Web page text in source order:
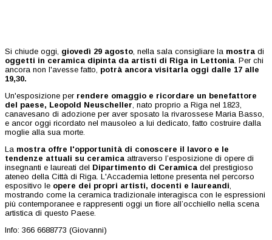
Si chiude oggi, giovedì 29 agosto, nella sala consigliare la mostra di
oggetti in ceramica dipinta da artisti di Riga in Lettonia. Per chi
ancora non l'avesse fatto, potrà ancora visitarla oggi dalle 17 alle
19,30.
Un'esposizione per rendere omaggio e ricordare un benefattore
del paese, Leopold Neuscheller, nato proprio a Riga nel 1823,
canavesano di adozione per aver sposato la rivarossese Maria Basso,
e ancor oggi ricordato nel mausoleo a lui dedicato, fatto costruire dalla
moglie alla sua morte.
La mostra offre l'opportunità di conoscere il lavoro e le
tendenze attuali su ceramica attraverso l’esposizione di opere di
insegnanti e laureati del Dipartimento di Ceramica del prestigioso
ateneo della Città di Riga. L'Accademia lettone presenta nel percorso
espositivo le opere dei propri artisti, docenti e laureandi,
mostrando come la ceramica tradizionale interagisca con le espressioni
più contemporanee e rappresenti oggi un fiore all’occhiello nella scena
artistica di questo Paese.
Info: 366 6688773 (Giovanni)